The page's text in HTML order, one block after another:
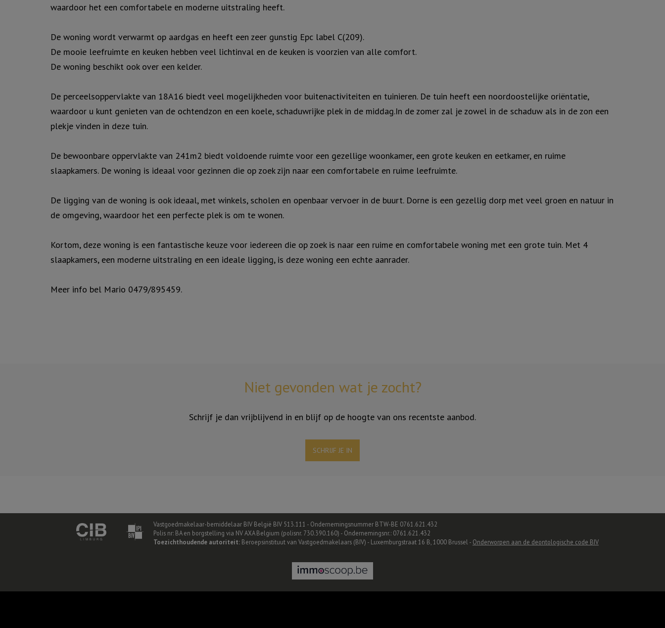
waardoor het een comfortabele en moderne uitstraling heeft.
De woning wordt verwarmt op aardgas en heeft een zeer gunstig Epc label C(209).
De mooie leefruimte en keuken hebben veel lichtinval en de keuken is voorzien van alle comfort.
De woning beschikt ook over een kelder.
De perceelsoppervlakte van 18A16 biedt veel mogelijkheden voor buitenactiviteiten en tuinieren. De tuin heeft een noordoostelijke oriëntatie,
waardoor u kunt genieten van de ochtendzon en een koele, schaduwrijke plek in de middag.In de zomer zal je zowel in de schaduw als in de zon een
plekje vinden in deze tuin.
De bewoonbare oppervlakte van 241m2 biedt voldoende ruimte voor een gezellige woonkamer, een grote keuken en eetkamer, en ruime
slaapkamers. De woning is ideaal voor gezinnen die op zoek zijn naar een comfortabele en ruime leefruimte.
De ligging van de woning is ook ideaal, met winkels, scholen en openbaar vervoer in de buurt. Dorne is een gezellig dorp met veel groen en natuur in
de omgeving, waardoor het een perfecte plek is om te wonen.
Kortom, deze woning is een fantastische keuze voor iedereen die op zoek is naar een ruime en comfortabele woning met een grote tuin. Met 4
slaapkamers, een moderne uitstraling en een ideale ligging, is deze woning een echte aanrader.
Meer info bel Mario 0479/895459.
Niet gevonden wat je zocht?
Schrijf je dan vrijblijvend in en blijf op de hoogte van ons recentste aanbod.
SCHRIJF JE IN
Vastgoedmakelaar-bemiddelaar BIV België BIV 513.111 - Ondernemingsnummer BTW-BE 0761.621.432
Polis nr: BA en borgstelling via NV AXA Belgium (polisnr. 730.390.160) - Ondernemingsnr.: 0761.621.432
Toezichthoudende autoriteit: Beroepsinstituut van Vastgoedmakelaars (BIV) - Luxemburgstraat 16 B, 1000 Brussel - Onderworpen aan de deontologische code BIV